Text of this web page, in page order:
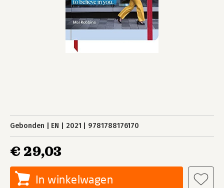
Gebonden EN 2021 9781788176170
€ 29,03
In winkelwagen